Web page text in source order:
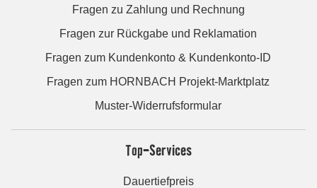
Fragen zu Zahlung und Rechnung
Fragen zur Rückgabe und Reklamation
Fragen zum Kundenkonto & Kundenkonto-ID
Fragen zum HORNBACH Projekt-Marktplatz
Muster-Widerrufsformular
Top-Services
Dauertiefpreis